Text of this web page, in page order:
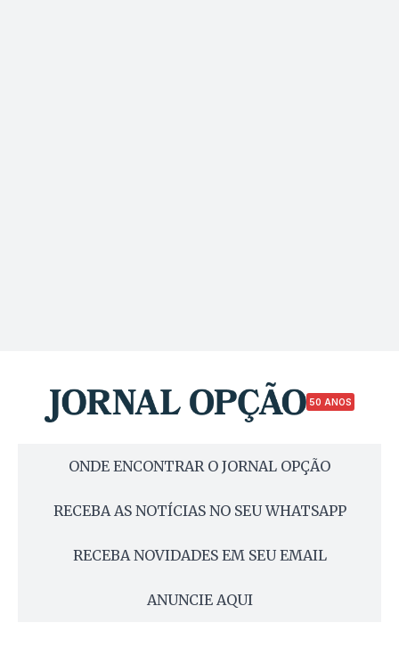
50 ANOS
ONDE ENCONTRAR O JORNAL OPÇÃO
RECEBA AS NOTÍCIAS NO SEU WHATSAPP
RECEBA NOVIDADES EM SEU EMAIL
ANUNCIE AQUI